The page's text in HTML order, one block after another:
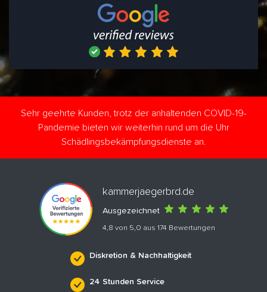
Sehr geehrte Kunden, trotz der anhaltenden COVID-19-
Pandemie bieten wir weiterhin rund um die Uhr
Schädlingsbekämpfungsdienste an.
kammerjaegerbrd.de
Ausgezeichnet
4,8 von 5,0 aus 174 Bewertungen
Diskretion & Nachhaltigkeit
24 Stunden Service